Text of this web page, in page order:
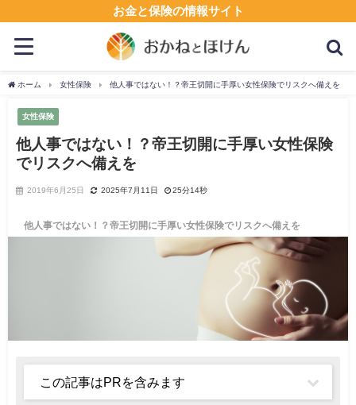
お金と保険の情報サイト
ホーム 女性保険 他人事ではない！？帝王切開に手厚い女性保険でリスクへ備えを
女性保険
他人事ではない！？帝王切開に手厚い女性保険
でリスクへ備えを
2019年6月25日 2025年7月11日 25分14秒
他人事ではない！？帝王切開に手厚い女性保険でリスクへ備えを
この記事はPRを含みます